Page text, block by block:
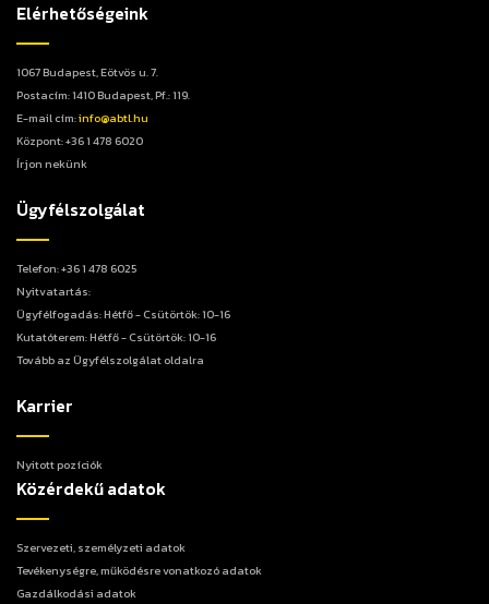
Elérhetőségeink
1067 Budapest, Eötvös u. 7.
Postacím: 1410 Budapest, Pf.: 119.
E-mail cím:info@abtl.hu
Központ: +36 1 478 6020
Írjon nekünk
Ügyfélszolgálat
Telefon: +36 1 478 6025
Nyitvatartás:
Ügyfélfogadás: Hétfő - Csütörtök: 10-16
Kutatóterem: Hétfő - Csütörtök: 10-16
Tovább az Ügyfélszolgálat oldalra
Karrier
Nyitott pozíciók
Közérdekű adatok
Szervezeti, személyzeti adatok
Tevékenységre, működésre vonatkozó adatok
Gazdálkodási adatok